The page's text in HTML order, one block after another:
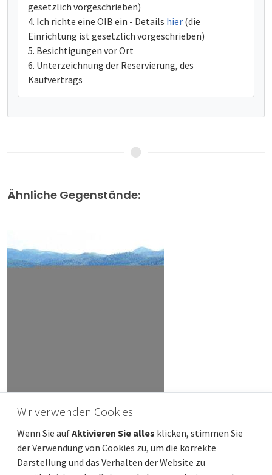
gesetzlich vorgeschrieben)
Ich richte eine OIB ein - Details hier (die
Einrichtung ist gesetzlich vorgeschrieben)
Besichtigungen vor Ort
Unterzeichnung der Reservierung, des
Kaufvertrags
Ähnliche Gegenstände:
OPATIJA, CENTER - Maisonette-Wohnung in
einer Villa
Preis1 200 000 € Entfernung vom meer
50 m
Gesamtfläche
200 m² Gemeindeteil
Opatija
Wir verwenden Cookies
Wenn Sie aufAktivieren Sie alles klicken, stimmen Sie
der Verwendung von Cookies zu, um die korrekte
Darstellung und das Verhalten der Website zu